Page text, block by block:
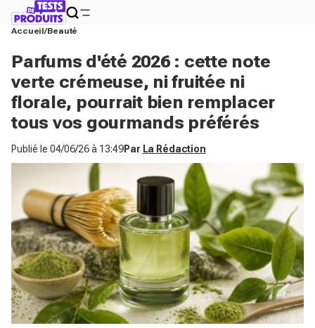
Accueil Beauté
Parfums d'été 2026 : cette note
verte crémeuse, ni fruitée ni
florale, pourrait bien remplacer
tous vos gourmands préférés
Publié le 04/06/26 à 13:49Par La Rédaction